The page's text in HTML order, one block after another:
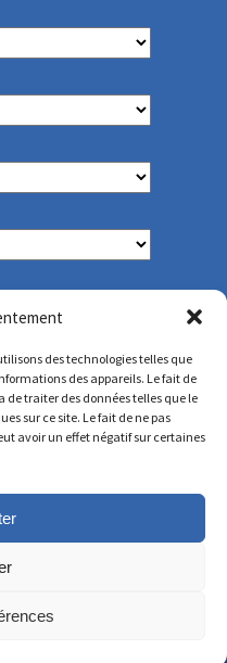
des technologies telles que
des appareils. Le fait de
de traiter des données telles que le
sur ce site. Le fait de ne pas
avoir un effet négatif sur certaines
reservados – Creado